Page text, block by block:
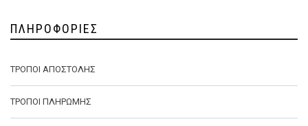
ΠΛΗΡΟΦΟΡΊΕΣ
ΤΡΌΠΟΙ ΑΠΟΣΤΟΛΉΣ
ΤΡΌΠΟΙ ΠΛΗΡΩΜΉΣ